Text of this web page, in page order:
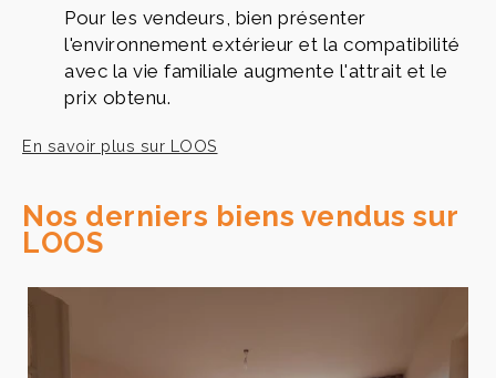
Pour les vendeurs, bien présenter
l'environnement extérieur et la compatibilité
avec la vie familiale augmente l'attrait et le
prix obtenu.
En savoir plus sur LOOS
Nos derniers biens vendus sur
LOOS